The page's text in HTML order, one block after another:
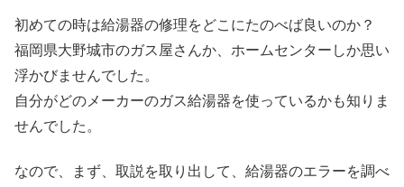
初めての時は給湯器の修理をどこにたのべば良いのか？
福岡県大野城市のガス屋さんか、ホームセンターしか思い
浮かびませんでした。
自分がどのメーカーのガス給湯器を使っているかも知りま
せんでした。
なので、まず、取説を取り出して、給湯器のエラーを調べ